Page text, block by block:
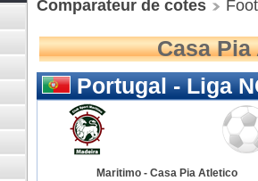
Comparateur de cotes
Casa
Portugal - Liga
Maritimo - Casa Pia Atletico